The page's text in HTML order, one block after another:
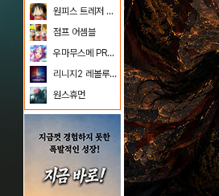
원피스 트레저 크루즈
점프 어셈블
우마무스메 PRETTY DERBY
리니지2 레볼루션
원스휴먼